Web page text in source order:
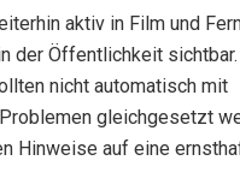
aktiv in Film und
der Öffentlichkeit sichtbar.
nicht automatisch mit
gleichgesetzt
Hinweise auf eine